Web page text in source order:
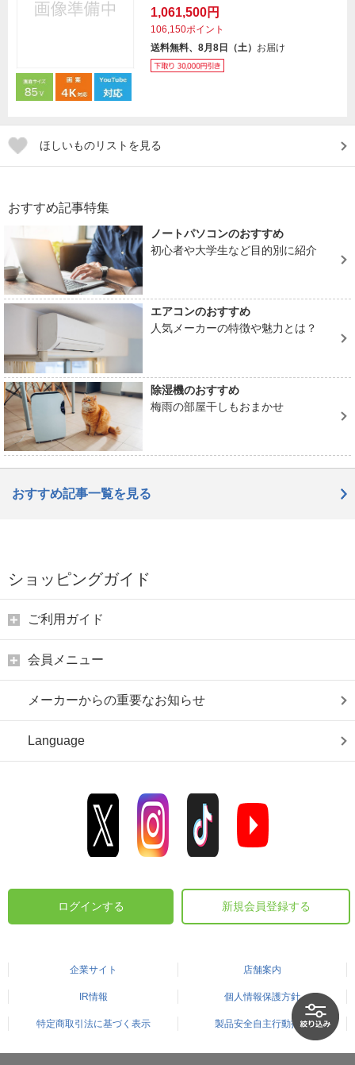
1,061,500円
106,150ポイント
送料無料、8月8日（土） お届け
ほしいものリストを見る
おすすめ記事特集
ノートパソコンのおすすめ
初心者や大学生など目的別に紹介
エアコンのおすすめ
人気メーカーの特徴や魅力とは？
除湿機のおすすめ
梅雨の部屋干しもおまかせ
おすすめ記事一覧を見る
ショッピングガイド
ご利用ガイド
会員メニュー
メーカーからの重要なお知らせ
Language
ログインする 新規会員登録する
企業サイト 店舗案内
IR情報 個人情報保護方針
特定商取引法に基づく表示 製品安全自主行動指針